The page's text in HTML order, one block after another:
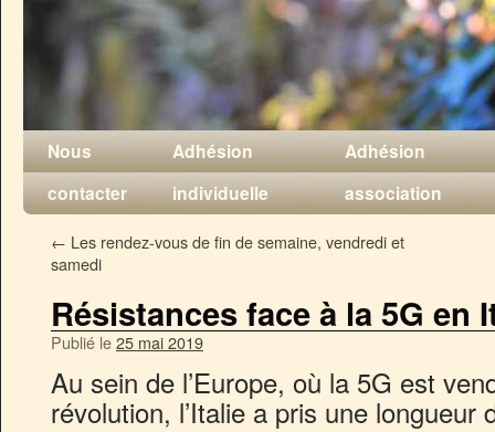
Nous
contacter
Adhésion
individuelle
Adhésion
association
← Les rendez-vous de fin de semaine, vendredi et
samedi
Résistances face à la 5G en
Publié le25 mai 2019
Au sein de l’Europe, où la 5G est
révolution, l’Italie a pris une longueur